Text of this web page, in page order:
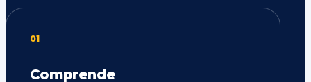
01
Comprende